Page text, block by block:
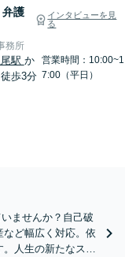
弁護
インタビューを見
る
務所
尾駅 か
徒歩3分
営業時間：10:00~1
7:00（平日）
ませんか？自己破
ど幅広く対応。依
人生の新たなスタ